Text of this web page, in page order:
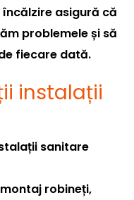
asigură că
problemele și să
fiecare dată.
instalații
sanitare
robineți,